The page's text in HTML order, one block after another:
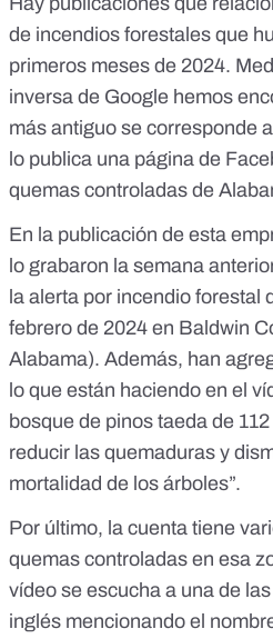
de incendios forestales que
primeros meses de 2024.
inversa de Google hemos
más antiguo se corresponde
lo publica una página de
quemas controladas de
En la publicación de esta
lo grabaron la semana
la alerta por incendio forestal
febrero de 2024 en Baldwin
Alabama). Además, han
lo que están haciendo en el
bosque de pinos taeda de
reducir las quemaduras y
mortalidad de los árboles”.
Por último, la cuenta tiene
quemas controladas en esa
vídeo se escucha a una de
inglés mencionando el